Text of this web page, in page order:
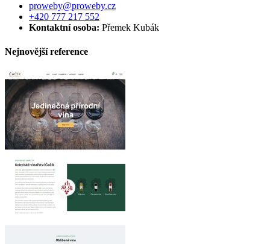
proweby@proweby.cz
+420 777 217 552
Kontaktní osoba: Přemek Kubák
Nejnovější reference